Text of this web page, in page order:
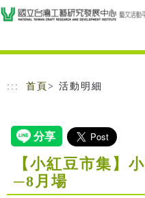
跳到主要內容
網站導覽
::: 首頁 > 活動明細
【小紅豆市集】
─8月場